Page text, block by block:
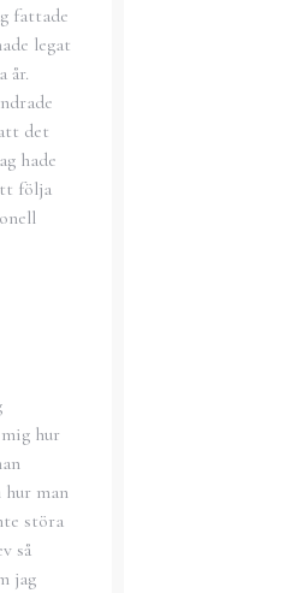
fattade
legat
år.
det
hade
följa
hur
man
störa
så
jag